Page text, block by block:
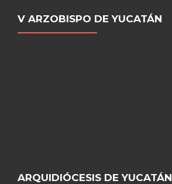
V ARZOBISPO DE YUCATÁN
ARQUIDIÓCESIS DE YUCATÁN